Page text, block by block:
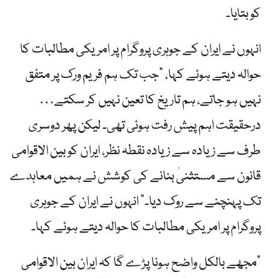
کو بتایا۔
انہوں نے ایران کے جوہری پروگرام پر امریکی مطالبات کا
حوالہ دیتے ہوئے کہا، "جب تک ہم فریم ورک پر متفق
نہیں ہو جاتے، ہم تاریخ کا تعین نہیں کر سکتے…
درحقیقت اہم پیش رفت ہوئی تھی۔ لیکن پھر دوسری
طرف سے زیادہ سے زیادہ نقطہ نظر، ایران کو بین الاقوامی
قانون سے مستثنیٰ بنانے کی کوشش نے ہمیں معاہدے
تک پہنچنے سے روک دیا۔” انہوں نے ایران کے جوہری
پروگرام پر امریکی مطالبات کا حوالہ دیتے ہوئے کہا۔
"مجھے بالکل واضح ہونا پڑے گا کہ ایران بین الاقوامی